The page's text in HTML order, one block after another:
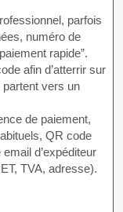
parfois
numéro de
rapide”.
afin d’atterrir sur
partent vers un
de paiement,
QR code
d’expéditeur
TVA, adresse).